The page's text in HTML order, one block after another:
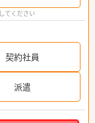
てください
契約社員
派遣